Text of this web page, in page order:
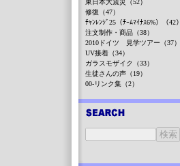
東日本大震災（52）
修復（47）
ﾁｬﾝﾚﾝｼﾞ25（ﾁｰﾑﾏｲﾅｽ6%）（42）
注文制作・商品（38）
2010ドイツ 見学ツアー（37）
UV接着（34）
ガラスモザイク（33）
生徒さんの声（19）
00-リンク集（2）